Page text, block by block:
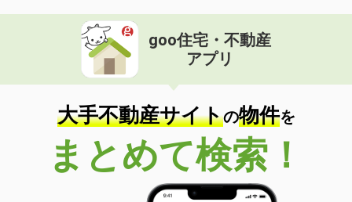
goo住宅・不動産
アプリ
大手不動産サイトの物件を
まとめて検索！